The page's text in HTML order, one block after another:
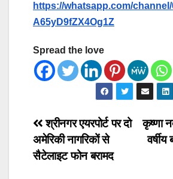
https://whatsapp.com/
A65yD9fZX4Og1Z
Spread the love
Post
navigation
कृष्णा
श्रीनगर एयरपोर्ट पर दो
अमेरिकी नागरिकों से
सैटेलाइट फोन बरामद